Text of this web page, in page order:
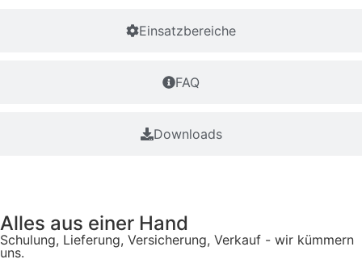
Einsatzbereiche
FAQ
Downloads
Alles aus einer Hand
Schulung, Lieferung, Versicherung, Verkauf - wir kümmern
uns.